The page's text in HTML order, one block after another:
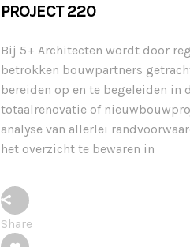
PROJECT 220
Bij 5+ Architecten wordt door
betrokken bouwpartners
bereiden op en te begeleiden in
totaalrenovatie of
analyse van allerlei
het overzicht te bewaren in
Share